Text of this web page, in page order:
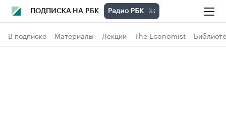
ПОДПИСКА НА РБК
В подписке Материалы Лекции The Economist